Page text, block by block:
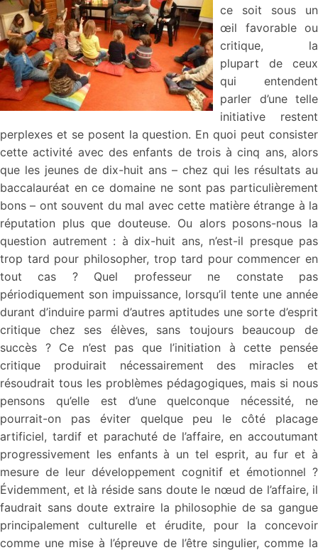
ce soit sous un
œil favorable ou
critique, la
plupart de ceux
qui entendent
parler d’une telle
initiative restent
perplexes et se posent la question. En quoi peut consister
cette activité avec des enfants de trois à cinq ans, alors
que les jeunes de dix-huit ans – chez qui les résultats au
baccalauréat en ce domaine ne sont pas particulièrement
bons – ont souvent du mal avec cette matière étrange à la
réputation plus que douteuse. Ou alors posons-nous la
question autrement : à dix-huit ans, n’est-il presque pas
trop tard pour philosopher, trop tard pour commencer en
tout cas ? Quel professeur ne constate pas
périodiquement son impuissance, lorsqu’il tente une année
durant d’induire parmi d’autres aptitudes une sorte d’esprit
critique chez ses élèves, sans toujours beaucoup de
succès ? Ce n’est pas que l’initiation à cette pensée
critique produirait nécessairement des miracles et
résoudrait tous les problèmes pédagogiques, mais si nous
pensons qu’elle est d’une quelconque nécessité, ne
pourrait-on pas éviter quelque peu le côté placage
artificiel, tardif et parachuté de l’affaire, en accoutumant
progressivement les enfants à un tel esprit, au fur et à
mesure de leur développement cognitif et émotionnel ?
Évidemment, et là réside sans doute le nœud de l’affaire, il
faudrait sans doute extraire la philosophie de sa gangue
principalement culturelle et érudite, pour la concevoir
comme une mise à l’épreuve de l’être singulier, comme la